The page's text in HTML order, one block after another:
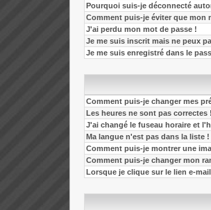
Pourquoi suis-je déconnecté
Comment puis-je éviter que mon
J'ai perdu mon mot de passe !
Je me suis inscrit mais ne peux
Je me suis enregistré dans le
Comment puis-je changer mes
Les heures ne sont pas correctes !
J'ai changé le fuseau horaire et
Ma langue n'est pas dans la liste !
Comment puis-je montrer une
Comment puis-je changer mon
Lorsque je clique sur le lien e-